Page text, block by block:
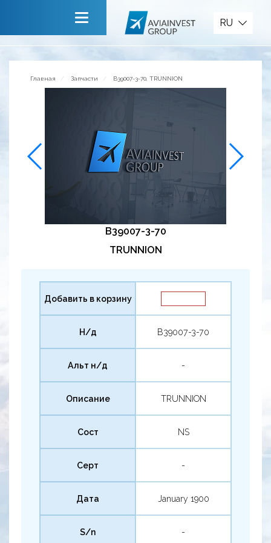
Сервисы
Обратная связь
RU
Главная Запчасти B39007-3-70, TRUNNION
B39007-3-70
TRUNNION
Добавить в корзину
Н/д B39007-3-70
Альт н/д -
Описание TRUNNION
Сост NS
Серт -
Дата January 1900
S/n -